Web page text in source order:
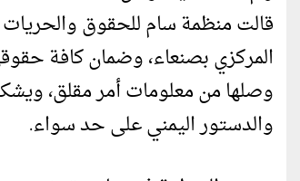
قالت منظمة سام للحقوق
المركزي بصنعاء، وضمان كافة
وصلها من معلومات أمر مقلق،
والدستور اليمني على حد سواء.